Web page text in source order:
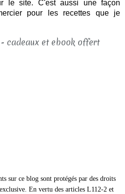
le site. C'est aussi une façon
pour les recettes que je
sur ce blog sont protégés par des droits
En vertu des articles L112-2 et